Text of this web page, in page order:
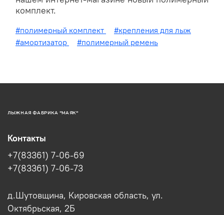
комплект.
#полимерный комплект
#крепления для лыж
#амортизатор
#полимерный ремень
ЛЫЖНАЯ ФАБРИКА "МАЯК"
Контакты
+7(83361) 7-06-69
+7(83361) 7-06-73
д.Шутовщина, Кировская область, ул.
Октябрьская, 2Б